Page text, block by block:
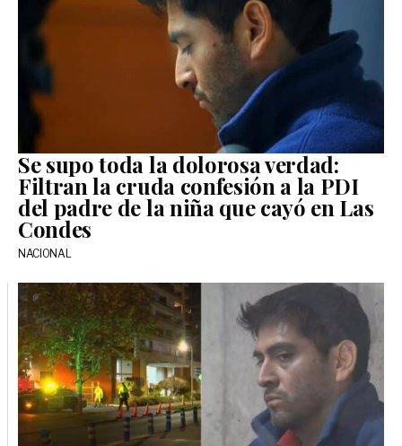
Se supo toda la dolorosa verdad:
Filtran la cruda confesión a la PDI
del padre de la niña que cayó en Las
Condes
NACIONAL